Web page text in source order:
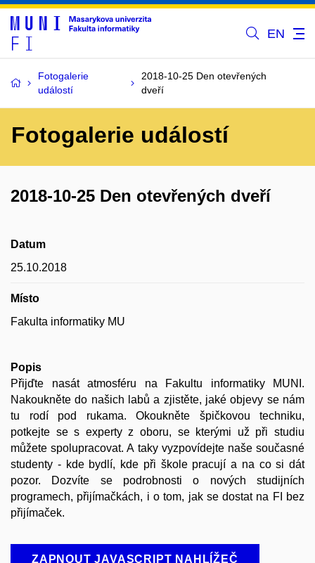
EN
Fotogalerie
událostí
2018-10-25 Den otevřených
dveří
Fotogalerie událostí
2018-10-25 Den otevřených dveří
Datum
25.10.2018
Místo
Fakulta informatiky MU
Popis
Přijďte nasát atmosféru na Fakultu informatiky MUNI.
Nakoukněte do našich labů a zjistěte, jaké objevy se nám
tu rodí pod rukama. Okoukněte špičkovou techniku,
potkejte se s experty z oboru, se kterými už při studiu
můžete spolupracovat. A taky vyzpovídejte naše současné
studenty - kde bydlí, kde při škole pracují a na co si dát
pozor. Dozvíte se podrobnosti o nových studijních
programech, přijímačkách, i o tom, jak se dostat na FI bez
přijímaček.
ZAPNOUT JAVASCRIPT NAHLÍŽEČ